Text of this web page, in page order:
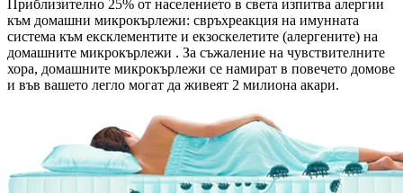
Приблизително 25% от населението в света изпитва алергии
към домашни микрокърлежи: свръхреакция на имунната
система към ексклементите и екзоскелетите (алергените) на
домашните микрокърлежи . За съжаление на чувствителните
хора, домашните микрокърлежи се намират в повечето домове
и във вашето легло могат да живеят 2 милиона акари.